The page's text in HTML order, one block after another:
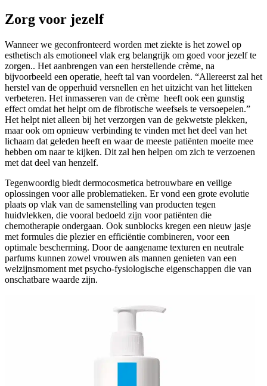
Zorg voor jezelf
Wanneer we geconfronteerd worden met ziekte is het zowel op
esthetisch als emotioneel vlak erg belangrijk om goed voor jezelf te
zorgen.. Het aanbrengen van een herstellende crème, na
bijvoorbeeld een operatie, heeft tal van voordelen. “Allereerst zal het
herstel van de opperhuid versnellen en het uitzicht van het litteken
verbeteren. Het inmasseren van de crème heeft ook een gunstig
effect omdat het helpt om de fibrotische weefsels te versoepelen.”
Het helpt niet alleen bij het verzorgen van de gekwetste plekken,
maar ook om opnieuw verbinding te vinden met het deel van het
lichaam dat geleden heeft en waar de meeste patiënten moeite mee
hebben om naar te kijken. Dit zal hen helpen om zich te verzoenen
met dat deel van henzelf.
Tegenwoordig biedt dermocosmetica betrouwbare en veilige
oplossingen voor alle problematieken. Er vond een grote evolutie
plaats op vlak van de samenstelling van producten tegen
huidvlekken, die vooral bedoeld zijn voor patiënten die
chemotherapie ondergaan. Ook sunblocks kregen een nieuw jasje
met formules die plezier en efficiëntie combineren, voor een
optimale bescherming. Door de aangename texturen en neutrale
parfums kunnen zowel vrouwen als mannen genieten van een
welzijnsmoment met psycho-fysiologische eigenschappen die van
onschatbare waarde zijn.